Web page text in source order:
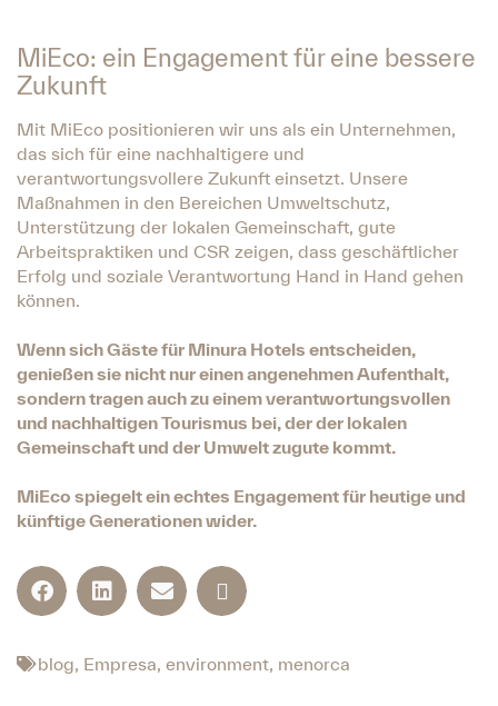
MiEco: ein Engagement für eine bessere
Zukunft
Mit MiEco positionieren wir uns als ein Unternehmen,
das sich für eine nachhaltigere und
verantwortungsvollere Zukunft einsetzt. Unsere
Maßnahmen in den Bereichen Umweltschutz,
Unterstützung der lokalen Gemeinschaft, gute
Arbeitspraktiken und CSR zeigen, dass geschäftlicher
Erfolg und soziale Verantwortung Hand in Hand gehen
können.
Wenn sich Gäste für Minura Hotels entscheiden,
genießen sie nicht nur einen angenehmen Aufenthalt,
sondern tragen auch zu einem verantwortungsvollen
und nachhaltigen Tourismus bei, der der lokalen
Gemeinschaft und der Umwelt zugute kommt.
MiEco spiegelt ein echtes Engagement für heutige und
künftige Generationen wider.
blog, Empresa, environment, menorca